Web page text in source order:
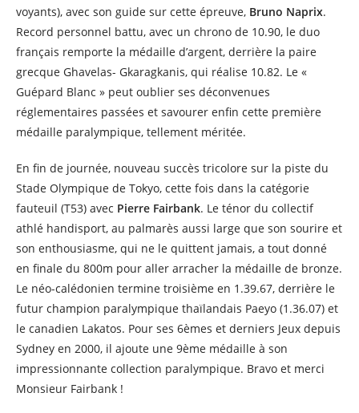
voyants), avec son guide sur cette épreuve, Bruno Naprix.
Record personnel battu, avec un chrono de 10.90, le duo
français remporte la médaille d’argent, derrière la paire
grecque Ghavelas- Gkaragkanis, qui réalise 10.82. Le «
Guépard Blanc » peut oublier ses déconvenues
réglementaires passées et savourer enfin cette première
médaille paralympique, tellement méritée.
En fin de journée, nouveau succès tricolore sur la piste du
Stade Olympique de Tokyo, cette fois dans la catégorie
fauteuil (T53) avec Pierre Fairbank. Le ténor du collectif
athlé handisport, au palmarès aussi large que son sourire et
son enthousiasme, qui ne le quittent jamais, a tout donné
en finale du 800m pour aller arracher la médaille de bronze.
Le néo-calédonien termine troisième en 1.39.67, derrière le
futur champion paralympique thaïlandais Paeyo (1.36.07) et
le canadien Lakatos. Pour ses 6èmes et derniers Jeux depuis
Sydney en 2000, il ajoute une 9ème médaille à son
impressionnante collection paralympique. Bravo et merci
Monsieur Fairbank !